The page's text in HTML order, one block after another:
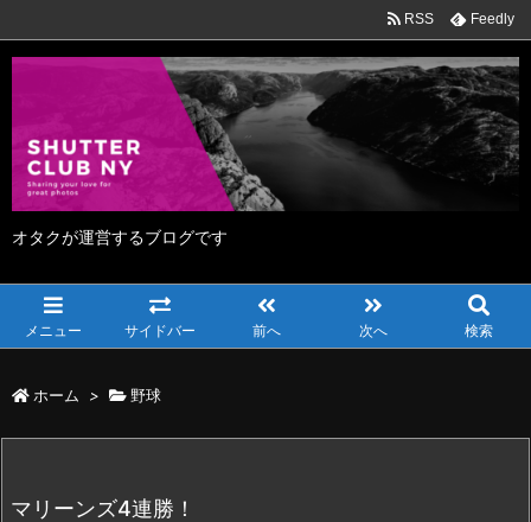
オタクが運営するブログです
メニュー サイドバー 前へ 次へ 検索
RSS Feedly
ホーム > 野球
マリーンズ4連勝！